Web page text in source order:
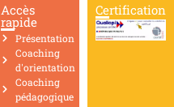
Accès
rapide
Présentation
Coaching
d'orientation
Coaching
pédagogique
Certification